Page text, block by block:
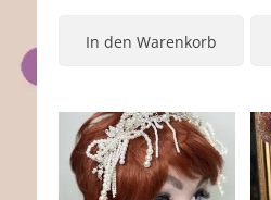
69,00 €29,00 €.
In den Warenkorb